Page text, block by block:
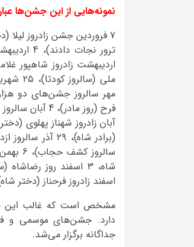
نمونه‌هایی از این جشن‌ها
اسفند زادروز فرحناز (دختر شاه)، ۲۴ اسفند زادروز رضاشاه (روز
مشخص است که غالب این
جداگانه برگزار می‌شد.